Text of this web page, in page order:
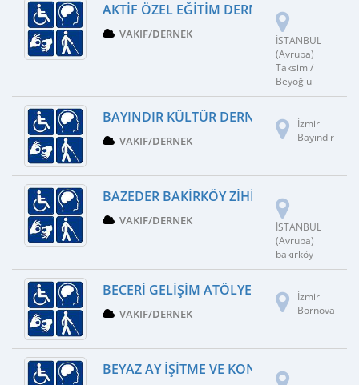
AKTIF ÖZEL EĞITIM DERNEĞI
VAKIF/DERNEK
İSTANBUL
(Avrupa)
Taksim /
Beyoğlu
BAYINDIR KÜLTÜR DERNEĞI
VAKIF/DERNEK
İzmir
Bayındır
BAZEDER BAKIRKÖY ZIHINSEL
VAKIF/DERNEK
İSTANBUL
(Avrupa)
bakırköy
BECERI GELIŞIM ATÖLYESI
VAKIF/DERNEK
İzmir
Bornova
BEYAZ AY İŞITME VE KONUŞMA